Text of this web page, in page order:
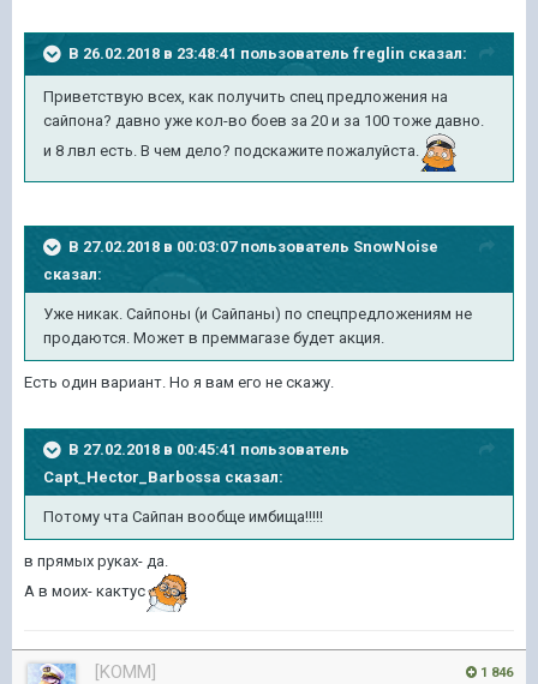
В 26.02.2018 в 23:48:41 пользователь freglin сказал:
Приветствую всех, как получить спец предложения на
сайпона? давно уже кол-во боев за 20 и за 100 тоже давно.
и 8 лвл есть. В чем дело? подскажите пожалуйста.
В 27.02.2018 в 00:03:07 пользователь SnowNoise
сказал:
Уже никак. Сайпоны (и Сайпаны) по спецпредложениям не
продаются. Может в преммагазе будет акция.
Есть один вариант. Но я вам его не скажу.
В 27.02.2018 в 00:45:41 пользователь
Capt_Hector_Barbossa сказал:
Потому чта Сайпан вообще имбища!!!!!
в прямых руках- да.
А в моих- кактус
1 846
[KOMM]